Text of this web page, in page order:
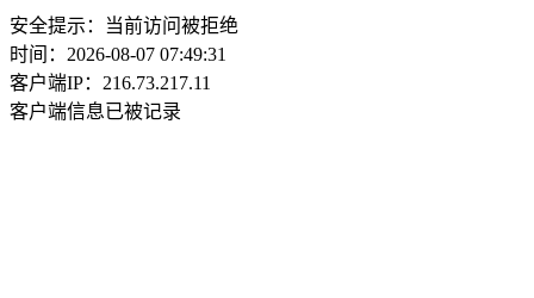
安全提示：当前访问被拒绝
时间：2026-08-07 07:49:31
客户端IP：216.73.217.11
客户端信息已被记录